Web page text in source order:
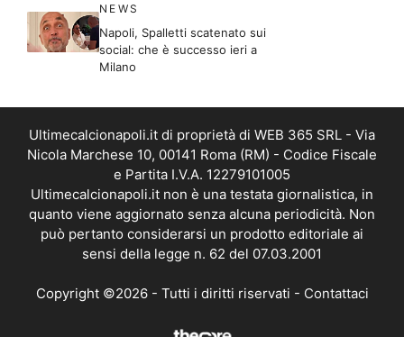
NEWS
Napoli, Spalletti scatenato sui
social: che è successo ieri a
Milano
Ultimecalcionapoli.it di proprietà di WEB 365 SRL - Via
Nicola Marchese 10, 00141 Roma (RM) - Codice Fiscale
e Partita I.V.A. 12279101005
Ultimecalcionapoli.it non è una testata giornalistica, in
quanto viene aggiornato senza alcuna periodicità. Non
può pertanto considerarsi un prodotto editoriale ai
sensi della legge n. 62 del 07.03.2001
Copyright ©2026 - Tutti i diritti riservati - Contattaci